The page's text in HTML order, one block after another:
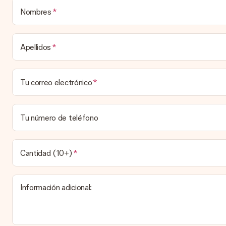
regalo.
Regalo recibido
¿Qué pasa si el regalo no es del todo de mi agrado?
Lamentamos mucho que no estés satisfecho con tu regalo.
¿Se envía la factura junto con el pedido?
La factura y cualquier otra información relativa a tu regalo se
recibe el regalo la vea. ¡No le enviaremos nada más que su
Nombres
Apellidos
Tu correo electrónico
Tu número de teléfono
Cantidad (10+)
Información adicional: